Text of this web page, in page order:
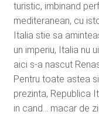
turistic, imbinand
mediteranean, cu
Italia stie sa
un imperiu, Italia nu
aici s-a nascut
Pentru toate astea
prezinta, Republica
in cand… macar de